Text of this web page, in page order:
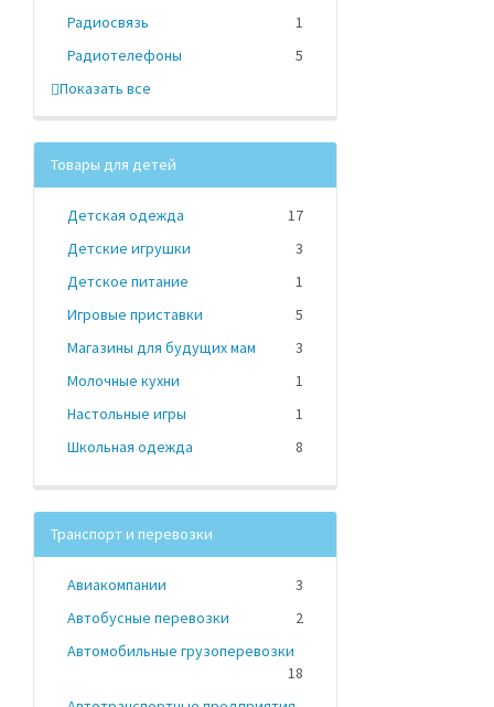
Радиосвязь
1
Радиотелефоны
5
Показать все
Товары для детей
Детская одежда
17
Детские игрушки
3
Детское питание
1
Игровые приставки
5
Магазины для будущих мам
3
Молочные кухни
1
Настольные игры
1
Школьная одежда
8
Транспорт и перевозки
Авиакомпании
3
Автобусные перевозки
2
Автомобильные грузоперевозки
18